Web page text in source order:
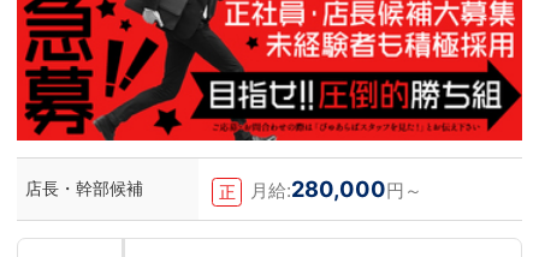
店長・幹部候補 正 月給:280,000円～